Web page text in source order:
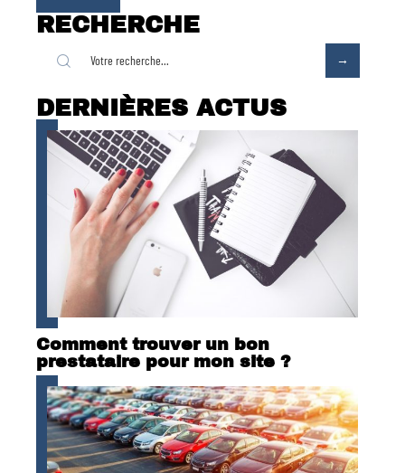
RECHERCHE
DERNIÈRES ACTUS
Comment trouver un bon
prestataire pour mon site ?